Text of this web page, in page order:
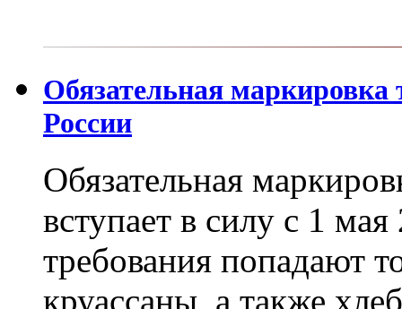
Обязательная
России
Обязательная
вступает в силу с 1
требования попадают
круассаны, а также